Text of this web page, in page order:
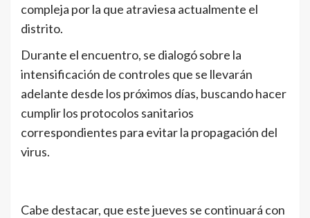
compleja por la que atraviesa actualmente el
distrito.
Durante el encuentro, se dialogó sobre la
intensificación de controles que se llevarán
adelante desde los próximos días, buscando hacer
cumplir los protocolos sanitarios
correspondientes para evitar la propagación del
virus.
Cabe destacar, que este jueves se continuará con